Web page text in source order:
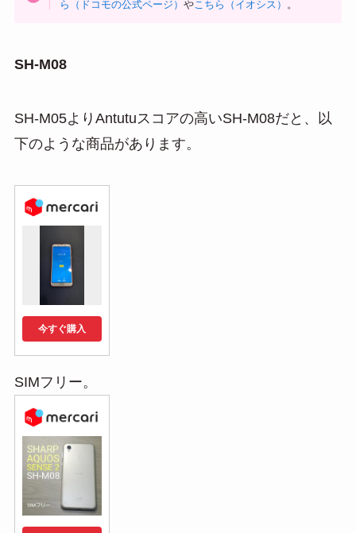
ら（ドコモの公式ページ）や こちら（イオシス） 。
SH-M08
SH-M05よりAntutuスコアの高いSH-M08だと、以
下のような商品があります。
今すぐ購入
SIMフリー。